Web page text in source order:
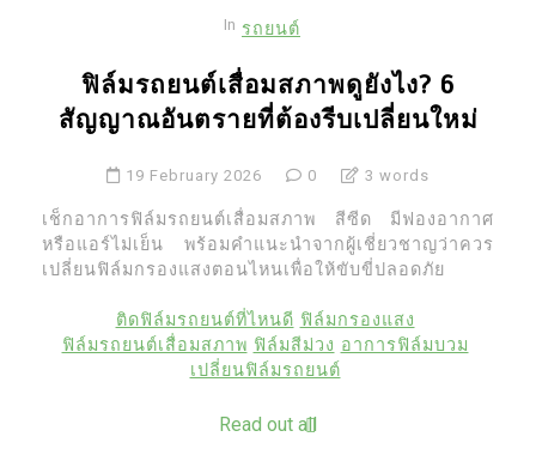
In รถยนต์
ฟิล์มรถยนต์เสื่อมสภาพดูยังไง? 6
สัญญาณอันตรายที่ต้องรีบเปลี่ยนใหม่
19 February 2026 0 3 words
เช็กอาการฟิล์มรถยนต์เสื่อมสภาพ สีซีด มีฟองอากาศ
หรือแอร์ไม่เย็น พร้อมคำแนะนำจากผู้เชี่ยวชาญว่าควร
เปลี่ยนฟิล์มกรองแสงตอนไหนเพื่อให้ขับขี่ปลอดภัย
ติดฟิล์มรถยนต์ที่ไหนดี ฟิล์มกรองแสง
ฟิล์มรถยนต์เสื่อมสภาพ ฟิล์มสีม่วง อาการฟิล์มบวม
เปลี่ยนฟิล์มรถยนต์
Read out all